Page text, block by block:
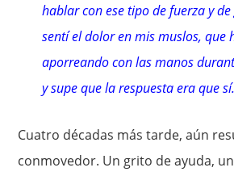
hablar con ese tipo de fuerza y
sentí el dolor en mis muslos, que
aporreando con las manos
y supe que la respuesta era que
Cuatro décadas más tarde, aún
conmovedor. Un grito de ayuda,